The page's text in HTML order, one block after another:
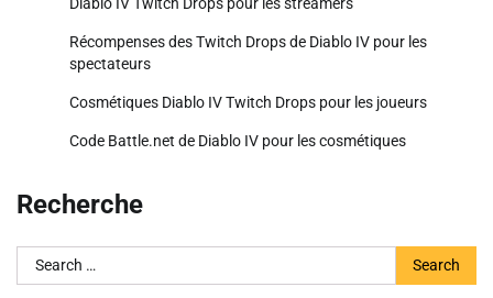
Récompenses des Twitch Drops de Diablo IV pour les
spectateurs
Cosmétiques Diablo IV Twitch Drops pour les joueurs
Code Battle.net de Diablo IV pour les cosmétiques
Recherche
Search
for: